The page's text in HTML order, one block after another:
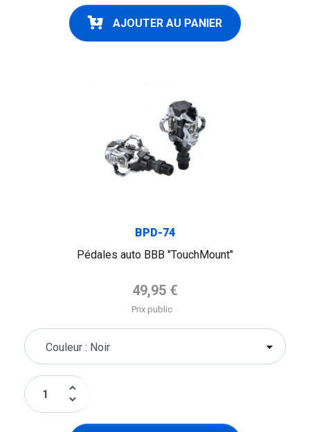
AJOUTER AU PANIER
BPD-74
Pédales auto BBB "TouchMount"
Prix de base
49,95 €
Prix public
keyboard_arrow_up
keyboard_arrow_down